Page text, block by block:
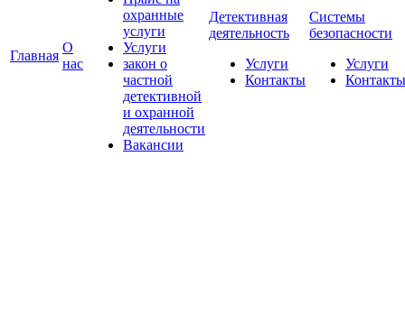
Главная
О
нас
охранные
услуги
Услуги
закон о
частной
детективной
и охранной
деятельности
Вакансии
Детективная
деятельность
Услуги
Контакты
Системы
безопасности
Услуги
Контакты